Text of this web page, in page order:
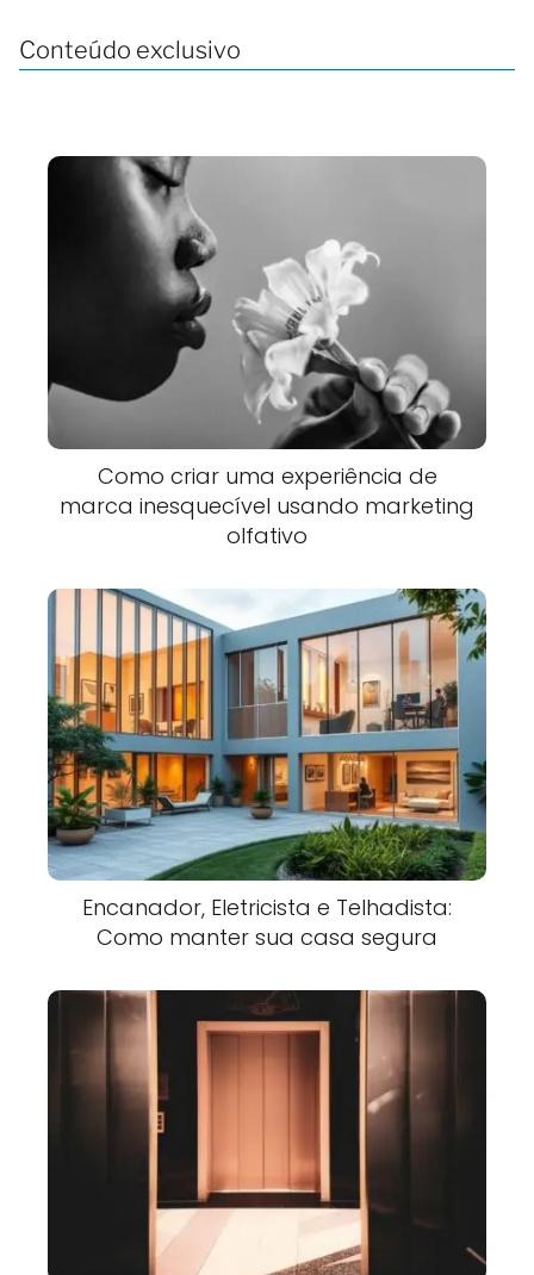
Conteúdo exclusivo
Como criar uma experiência de
marca inesquecível usando marketing
olfativo
Encanador, Eletricista e Telhadista:
Como manter sua casa segura